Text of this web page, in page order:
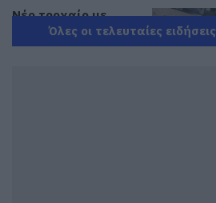
Νέο τροχαίο με
υλικές ζημιές
07.08.2026 | 21:40
Όλες οι τελευταίες ειδήσεις